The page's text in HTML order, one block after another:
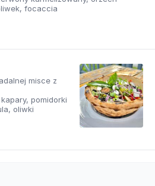
focaccia
misce z
pomidorki
oliwki